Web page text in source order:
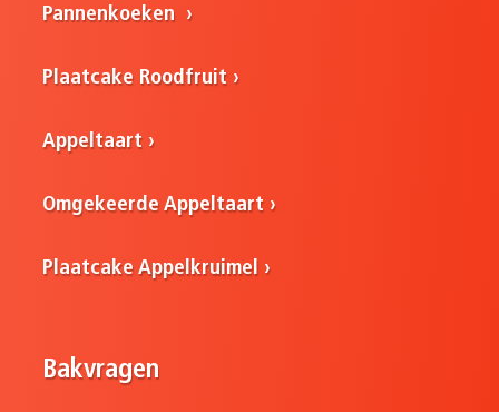
Pannenkoeken
Plaatcake Roodfruit
Appeltaart
Omgekeerde Appeltaart
Plaatcake Appelkruimel
Bakvragen